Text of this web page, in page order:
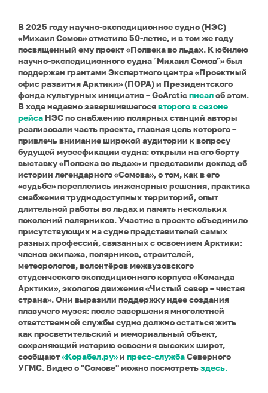
В 2025 году научно-экспедиционное судно (НЭС)
«Михаил Сомов» отметило 50-летие, и в том же году
посвященный ему проект «Полвека во льдах. К юбилею
научно-экспедиционного судна ῝Михаил Сомов῝» был
поддержан грантами Экспертного центра «Проектный
офис развития Арктики» (ПОРА) и Президентского
фонда культурных инициатив – GoArcticписалоб этом.
В ходе недавно завершившегосявторого в сезоне
рейса НЭС по снабжению полярных станций авторы
реализовали часть проекта, главная цель которого –
привлечь внимание широкой аудитории к вопросу
будущей музеефикации судна: открыли на его борту
выставку «Полвека во льдах» и представили доклад об
истории легендарного «Сомова», о том, как в его
«судьбе» переплелись инженерные решения, практика
снабжения труднодоступных территорий, опыт
длительной работы во льдах и память нескольких
поколений полярников.Участие в проекте объединило
присутствующих на судне представителей самых
разных профессий, связанных с освоением Арктики:
членов экипажа, полярников, строителей,
метеорологов, волонтёров межвузовского
студенческого экспедиционного корпуса «Команда
Арктики», экологов движения «Чистый север – чистая
страна». Они выразили поддержку идее создания
плавучего музея: после завершения многолетней
ответственной службы судно должно остаться жить
как просветительский и мемориальный объект,
сохраняющий историю освоения высоких широт,
сообщают«Корабел.ру»и пресс-службаСеверного
УГМС. Видео о "Сомове" можно посмотретьздесь.